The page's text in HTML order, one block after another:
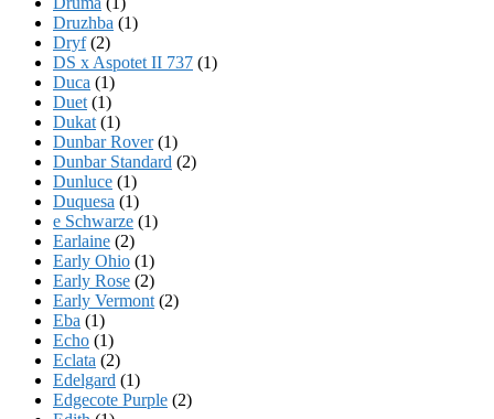
Druzhba (1)
Dryf(2)
DS x Aspotet II 737 (1)
Duca (1)
Duet (1)
Dukat (1)
Dunbar Rover(1)
Dunbar Standard (2)
Dunluce (1)
Duquesa (1)
e Schwarze (1)
Earlaine (2)
Early Ohio (1)
Early Rose (2)
Early Vermont (2)
Eba (1)
Echo (1)
Eclata (2)
Edelgard (1)
Edgecote Purple (2)